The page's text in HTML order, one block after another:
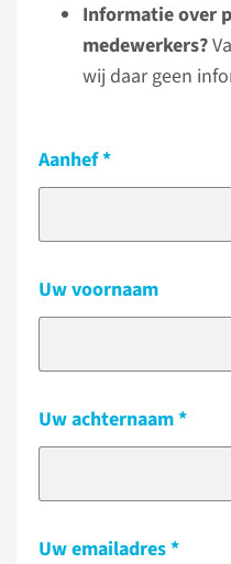
Informatie over
medewerkers?
wij daar geen
Aanhef
Uw voornaam
Uw achternaam
Uw emailadres